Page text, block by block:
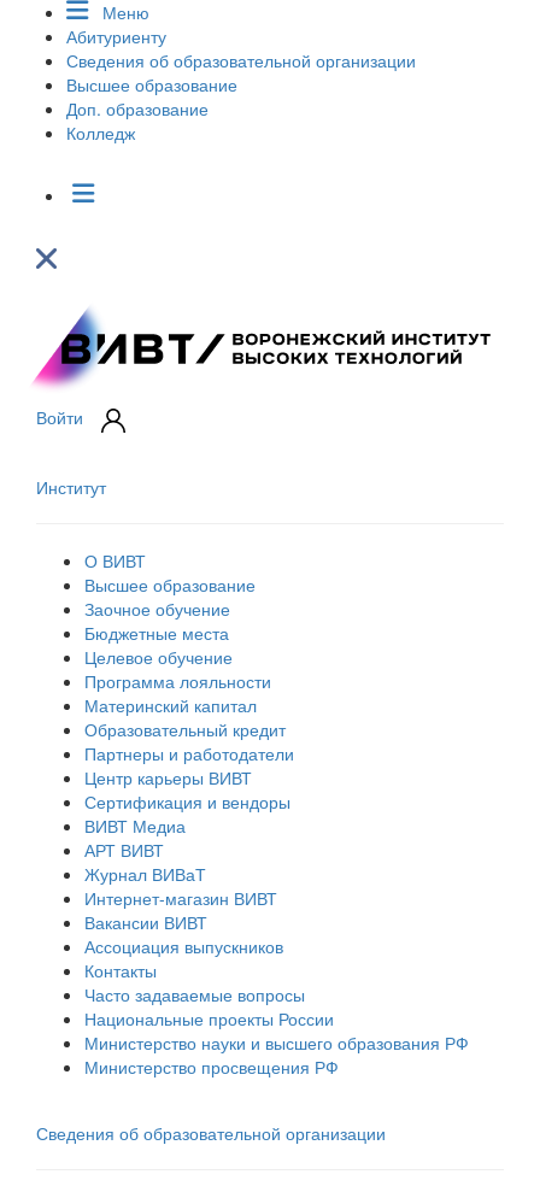
Меню
Абитуриенту
Сведения об образовательной организации
Высшее образование
Доп. образование
Колледж
Войти
Институт
О ВИВТ
Высшее образование
Заочное обучение
Бюджетные места
Целевое обучение
Программа лояльности
Материнский капитал
Образовательный кредит
Партнеры и работодатели
Центр карьеры ВИВТ
Сертификация и вендоры
ВИВТ Медиа
АРТ ВИВТ
Журнал ВИВаТ
Интернет-магазин ВИВТ
Вакансии ВИВТ
Ассоциация выпускников
Контакты
Часто задаваемые вопросы
Национальные проекты России
Министерство науки и высшего образования РФ
Министерство просвещения РФ
Сведения об образовательной организации